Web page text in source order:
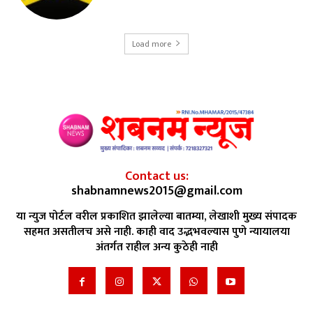
Load more
Contact us:
shabnamnews2015@gmail.com
या न्युज पोर्टल वरील प्रकाशित झालेल्या बातम्या, लेखाशी मुख्य संपादक
सहमत असतीलच असे नाही. काही वाद उद्भभवल्यास पुणे न्यायालया
अंतर्गत राहील अन्य कुठेही नाही